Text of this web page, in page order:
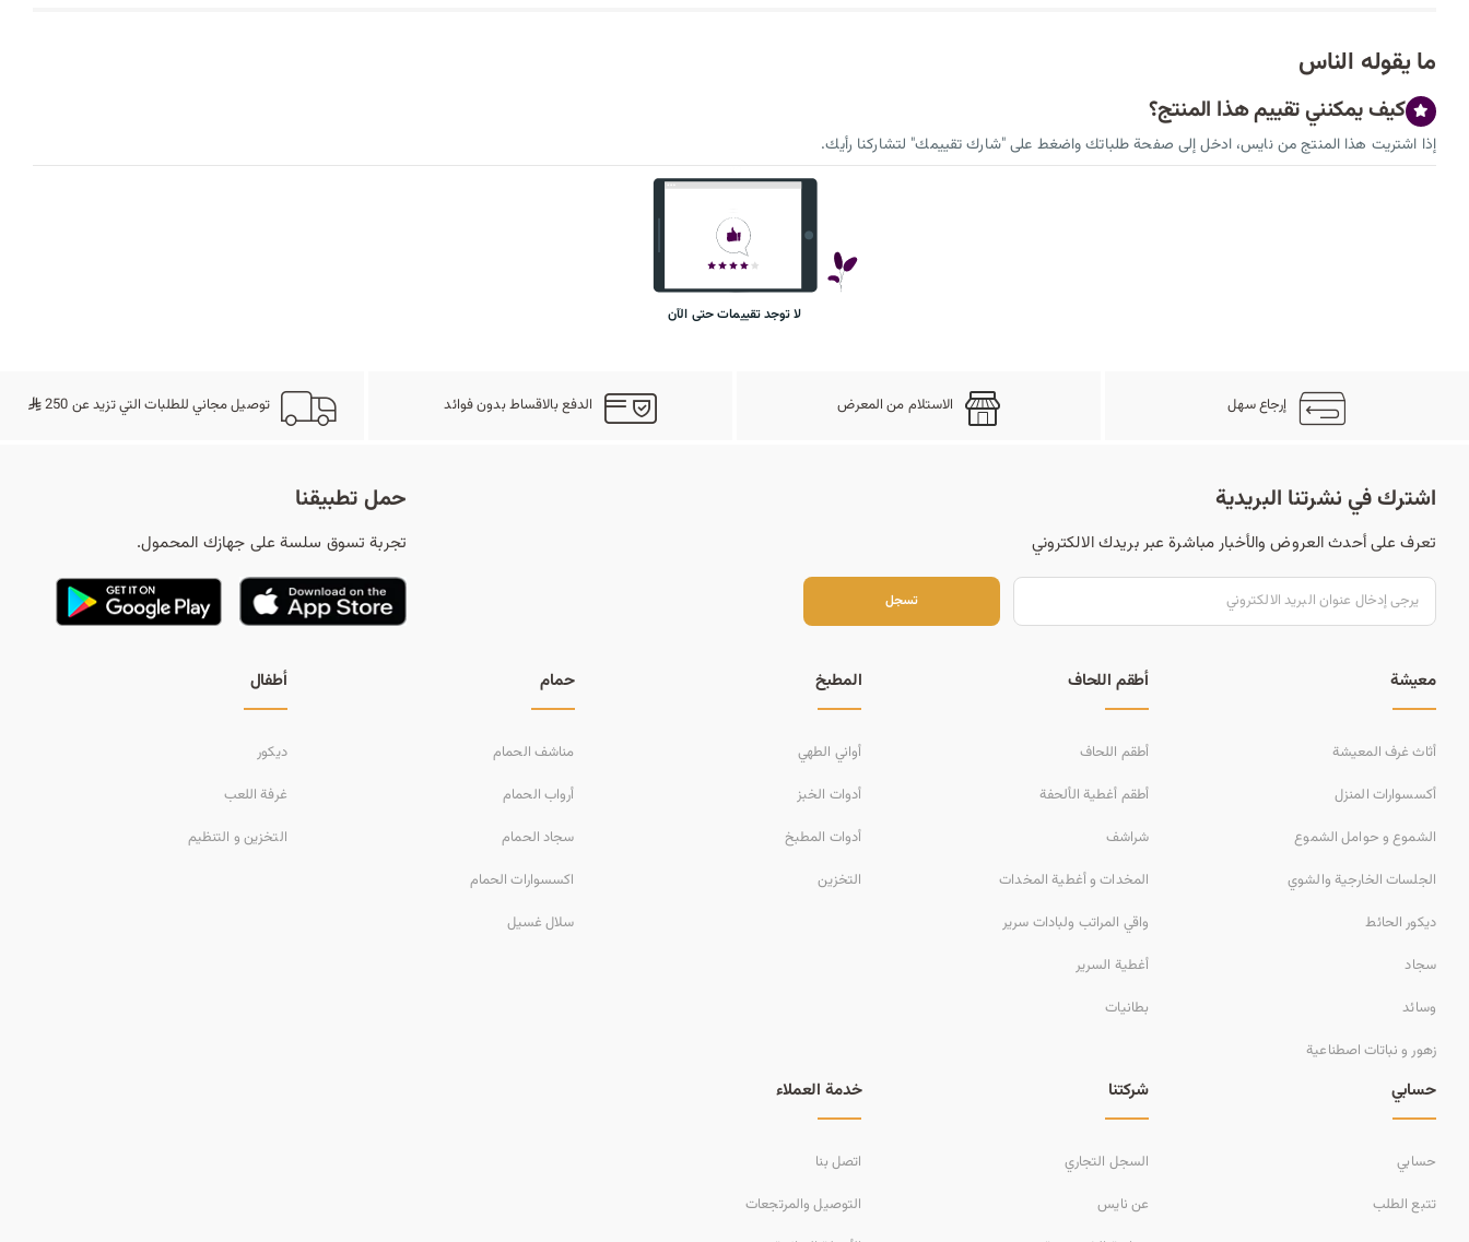
ب
ث
ما يقوله الناس
كيف يمكنني تقييم هذا المنتج؟
إذا اشتريت هذا المنتج من نايس، ادخل إلى صفحة طلباتك واضغط على "شارك تقييمك" لتشاركنا رأيك.
لا توجد تقييمات حتى الآن
إرجاع سهل الاستلام من المعرض الدفع بالاقساط بدون فوائد توصيل مجاني للطلبات التي تزيد عن 250
اشترك في نشرتنا البريدية
تعرف على أحدث العروض والأخبار مباشرة عبر بريدك الالكتروني
تسجل
تسجل
حمل تطبيقنا
تجربة تسوق سلسة على جهازك المحمول.
معيشة
أثاث غرف المعيشة
أكسسوارات المنزل
الشموع و حوامل الشموع
الجلسات الخارجية والشوي
ديكور الحائط
سجاد
وسائد
زهور و نباتات اصطناعية
أطقم اللحاف
أطقم اللحاف
أطقم أغطية الألحفة
شراشف
المخدات و أغطية المخدات
واقي المراتب ولبادات سرير
أغطية السرير
بطانيات
المطبخ
أواني الطهي
أدوات الخبز
أدوات المطبخ
التخزين
حمام
مناشف الحمام
أرواب الحمام
سجاد الحمام
اكسسوارات الحمام
سلال غسيل
أطفال
ديكور
غرفة اللعب
التخزين و التنظيم
حسابي
حسابي
تتبع الطلب
شركتنا
السجل التجاري
عن نايس
خدمة العملاء
اتصل بنا
التوصيل والمرتجعات